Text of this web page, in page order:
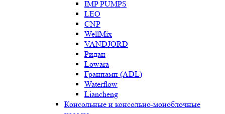
IMP PUMPS
LEO
CNP
WellMix
VANDJORD
Ридан
Lowara
Гранпамп (ADL)
Waterflow
Liancheng
Консольные и консольно-моноблочные